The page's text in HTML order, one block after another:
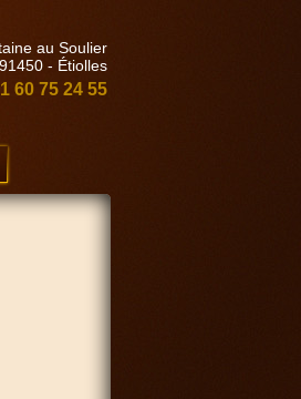
au Soulier
91450 - Étiolles
60 75 24 55